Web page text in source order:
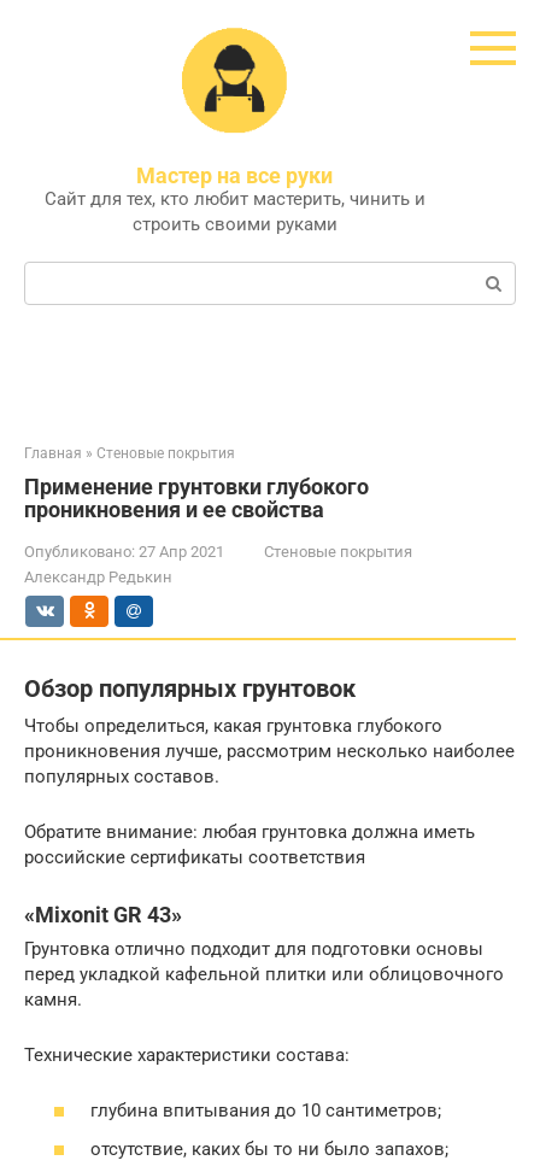
Мастер на все руки
Сайт для тех, кто любит мастерить, чинить и
строить своими руками
Поиск:
Главная » Стеновые покрытия
Применение грунтовки глубокого
проникновения и ее свойства
Опубликовано: 27 Апр 2021
Стеновые покрытия
Александр Редькин
Обзор популярных грунтовок
Чтобы определиться, какая грунтовка глубокого
проникновения лучше, рассмотрим несколько наиболее
популярных составов.
Обратите внимание: любая грунтовка должна иметь
российские сертификаты соответствия
«Mixonit GR 43»
Грунтовка отлично подходит для подготовки основы
перед укладкой кафельной плитки или облицовочного
камня.
Технические характеристики состава:
глубина впитывания до 10 сантиметров;
отсутствие, каких бы то ни было запахов;